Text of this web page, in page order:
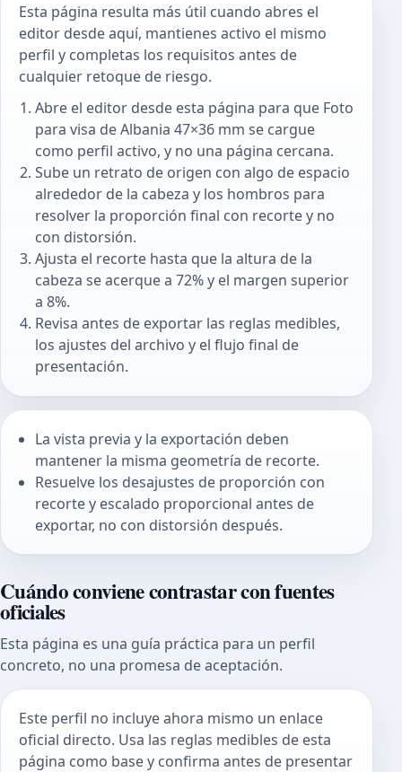
Esta página resulta más útil cuando abres el
editor desde aquí, mantienes activo el mismo
perfil y completas los requisitos antes de
cualquier retoque de riesgo.
Abre el editor desde esta página para que Foto
para visa de Albania 47×36 mm se cargue
como perfil activo, y no una página cercana.
Sube un retrato de origen con algo de espacio
alrededor de la cabeza y los hombros para
resolver la proporción final con recorte y no
con distorsión.
Ajusta el recorte hasta que la altura de la
cabeza se acerque a 72% y el margen superior
a 8%.
Revisa antes de exportar las reglas medibles,
los ajustes del archivo y el flujo final de
presentación.
La vista previa y la exportación deben
mantener la misma geometría de recorte.
Resuelve los desajustes de proporción con
recorte y escalado proporcional antes de
exportar, no con distorsión después.
Cuándo conviene contrastar con fuentes
oficiales
Esta página es una guía práctica para un perfil
concreto, no una promesa de aceptación.
Este perfil no incluye ahora mismo un enlace
oficial directo. Usa las reglas medibles de esta
página como base y confirma antes de presentar